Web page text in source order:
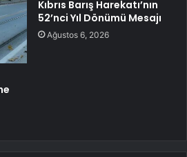
Kıbrıs Barış Harekatı’nın
52’nci Yıl Dönümü Mesajı
Ağustos 6, 2026